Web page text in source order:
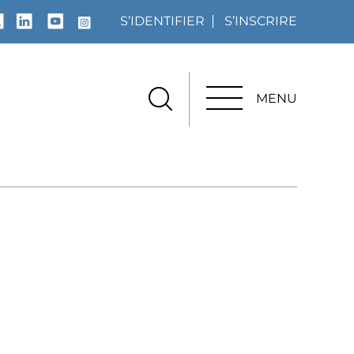
S’IDENTIFIER S’INSCRIRE
MENU